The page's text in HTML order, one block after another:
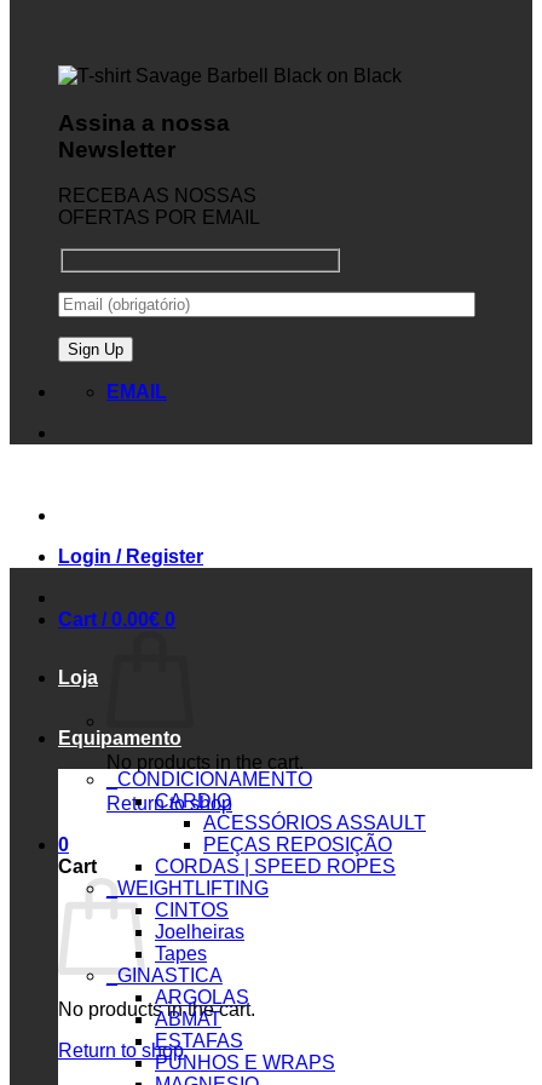
Assina a nossa
Newsletter
RECEBA AS NOSSAS
OFERTAS POR EMAIL
EMAIL
Login / Register
Cart /0.00€ 0
No products in the cart.
Return to shop
0
Cart
No products in the cart.
Return to shop
Loja
Equipamento
_CONDICIONAMENTO
CARDIO
ACESSÓRIOS ASSAULT
PEÇAS REPOSIÇÃO
CORDAS | SPEED ROPES
_WEIGHTLIFTING
CINTOS
Joelheiras
Tapes
_GINASTICA
ARGOLAS
ABMAT
ESTAFAS
PUNHOS E WRAPS